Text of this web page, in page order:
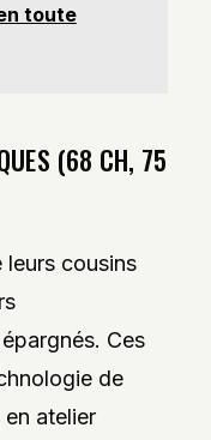
toute
(68 CH, 75
leurs cousins
Ces
de
atelier